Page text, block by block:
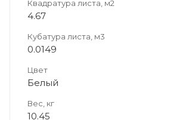
Квадратура листа, м2
4.67
Кубатура листа, м3
0.0149
Цвет
Белый
Вес, кг
10.45